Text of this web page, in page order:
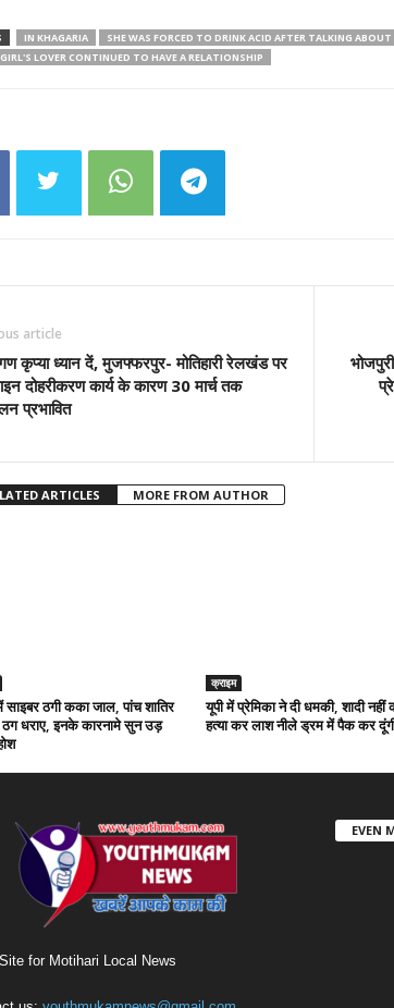
IN KHAGARIA
SHE WAS FORCED TO DRINK ACID AFTER TALKING ABOUT
LOVER CONTINUED TO HAVE A RELATIONSHIP
article
कृप्या ध्यान दें, मुजफ्फरपुर- मोतिहारी रेलखंड पर
दोहरीकरण कार्य के कारण 30 मार्च तक
प्रभावित
ARTICLES MORE FROM AUTHOR
साइबर ठगी कका जाल, पांच शातिर
ठग धराए, इनके कारनामे सुन उड़
क्राइम
यूपी में प्रेमिका ने दी धमकी, शादी नहीं
हत्या कर लाश नीले ड्रम में पैक कर
for Motihari Local News
EVEN